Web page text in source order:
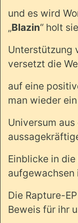
und es wird
„Blazin“ holt
Unterstützung
versetzt die
auf eine
man wieder
Universum
Einblicke in
aufgewachsen
Die Rapture-
Beweis für ihr